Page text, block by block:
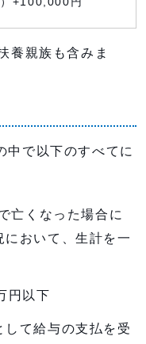
養親族も含みま
中で以下のすべてに
亡くなった場合に
おいて、生計を一
円以下
て給与の支払を受